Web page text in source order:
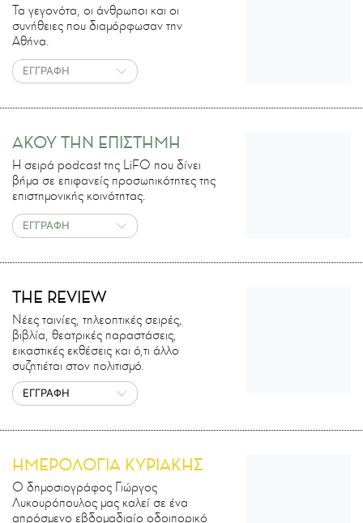
Τα γεγονότα, οι άνθρωποι και οι
συνήθειες που διαμόρφωσαν την
Αθήνα.
ΕΓΓΡΑΦΗ
ΑΚΟΥ ΤΗΝ ΕΠΙΣΤΗΜΗ
H σειρά podcast της LiFO που δίνει
βήμα σε επιφανείς προσωπικότητες της
επιστημονικής κοινότητας.
ΕΓΓΡΑΦΗ
THE REVIEW
Νέες ταινίες, τηλεοπτικές σειρές,
βιβλία, θεατρικές παραστάσεις,
εικαστικές εκθέσεις και ό,τι άλλο
συζητιέται στον πολιτισμό.
ΕΓΓΡΑΦΗ
ΗΜΕΡΟΛΟΓΙΑ ΚΥΡΙΑΚΗΣ
Ο δημοσιογράφος Γιώργος
Λυκουρόπουλος μας καλεί σε ένα
απρόσμενο εβδομαδιαίο οδοιπορικό